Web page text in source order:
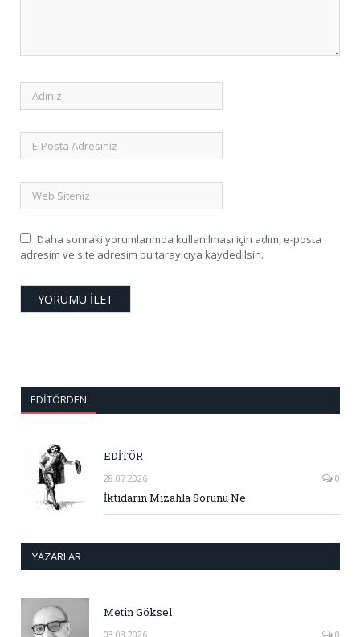
Daha sonraki yorumlarımda kullanılması için adım, e-posta
adresim ve site adresim bu tarayıcıya kaydedilsin.
EDITÖRDEN
EDİTÖR
28.07.2026 0
İktidarın Mizahla Sorunu Ne
YAZARLAR
Metin Göksel
03.08.2026 0